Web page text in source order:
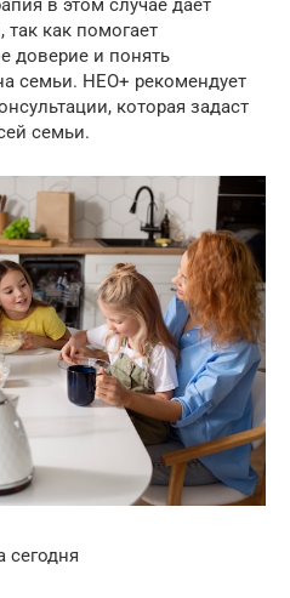
в этом случае дает
так как помогает
доверие и понять
семьи. НЕО+ рекомендует
которая задаст
семьи.
сегодня